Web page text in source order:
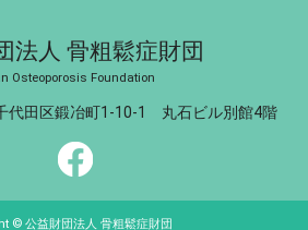
法人 骨粗鬆症財団
Osteoporosis Foundation
田区鍛冶町1-10-1 丸石ビル別館4階
© 公益財団法人 骨粗鬆症財団